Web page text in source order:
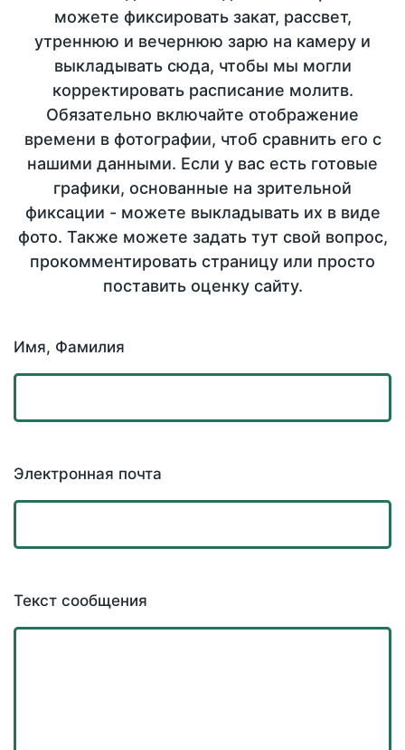
можете фиксировать закат, рассвет,
утреннюю и вечернюю зарю на камеру и
выкладывать сюда, чтобы мы могли
корректировать расписание молитв.
Обязательно включайте отображение
времени в фотографии, чтоб сравнить его с
нашими данными. Если у вас есть готовые
графики, основанные на зрительной
фиксации - можете выкладывать их в виде
фото. Также можете задать тут свой вопрос,
прокомментировать страницу или просто
поставить оценку сайту.
Имя, Фамилия
Электронная почта
Текст сообщения